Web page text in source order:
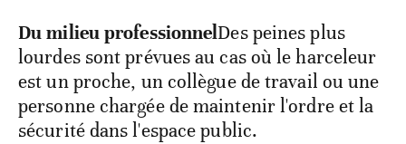
Du milieu professionnelDes peines plus
lourdes sont prévues au cas où le harceleur
est un proche, un collègue de travail ou une
personne chargée de maintenir l'ordre et la
sécurité dans l'espace public.